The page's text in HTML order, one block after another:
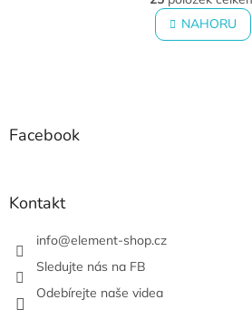
v
l
á
á
n
k
NAHORU
Facebook
Kontakt
info@element-shop.cz
Sledujte nás na FB
Odebírejte naše videa